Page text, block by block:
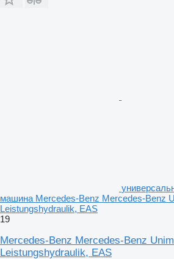
машина Mercedes-Benz Mercedes-Benz
Leistungshydraulik, EAS
19
Mercedes-Benz Mercedes-Benz
Leistungshydraulik, EAS